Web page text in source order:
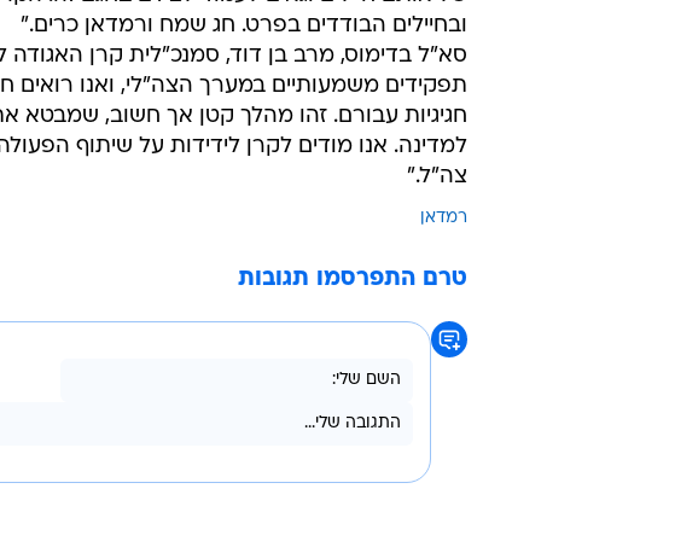
ובחיילים הבודדים בפרט. חג שמח ורמדאן כרים."
סא"ל בדימוס, מרב בן דוד, סמנכ"לית קרן האגודה
תפקידים משמעותיים במערך הצה"לי, ואנו
חגיגיות עבורם. זהו מהלך קטן אך חשוב,
למדינה. אנו מודים לקרן לידידות על שיתוף
צה"ל."
רמדאן
טרם התפרסמו תגובות